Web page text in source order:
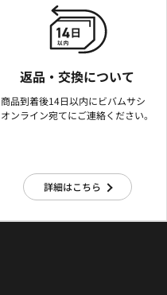
返品・交換について
商品到着後14日以内にビバムサシ
オンライン宛てにご連絡ください。
詳細はこちら